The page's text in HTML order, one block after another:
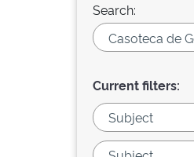
Search:
Current filters: